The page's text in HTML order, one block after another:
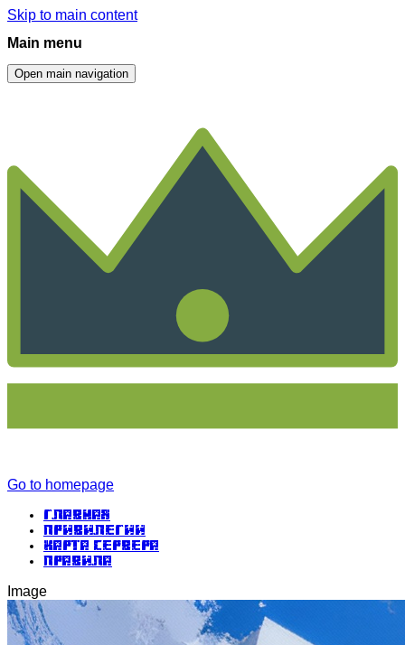
Skip to main content
Main menu
Open main navigation
Go to homepage
Главная
Привилегии
Карта сервера
Правила
Image